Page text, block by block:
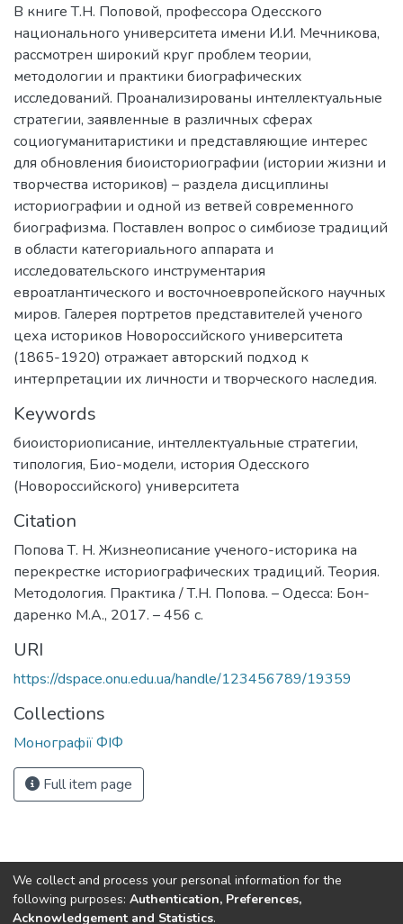
В книге Т.Н. Поповой, профессора Одесского
национального университета имени И.И. Мечникова,
рассмотрен широкий круг проблем теории,
методологии и практики биографических
исследований. Проанализированы интеллектуальные
стратегии, заявленные в различных сферах
социогуманитаристики и представляющие интерес
для обновления биоисториографии (истории жизни и
творчества историков) – раздела дисциплины
историографии и одной из ветвей современного
биографизма. Поставлен вопрос о симбиозе традиций
в области категориального аппарата и
исследовательского инструментария
евроатлантического и восточноевропейского научных
миров. Галерея портретов представителей ученого
цеха историков Новороссийского университета
(1865-1920) отражает авторский подход к
интерпретации их личности и творческого наследия.
Keywords
биоисториописание, интеллектуальные стратегии,
типология, Био-модели, история Одесского
(Новороссийского) университета
Citation
Попова Т. Н. Жизнеописание ученого-историка на
перекрестке историографических традиций. Теория.
Методология. Практика / Т.Н. Попова. – Одесса: Бон-
даренко М.А., 2017. – 456 с.
URI
https://dspace.onu.edu.ua/handle/123456789/19359
Collections
Монографії ФІФ
Full item page
We collect and process your personal information for the
following purposes: Authentication, Preferences,
Acknowledgement and Statistics.